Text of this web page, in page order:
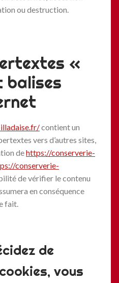
ou destruction.
«
balises
contient un
vers d’autres sites,
dehttps://conserverie-
conserverie-
de vérifier le contenu
en conséquence
fait.
de
vous